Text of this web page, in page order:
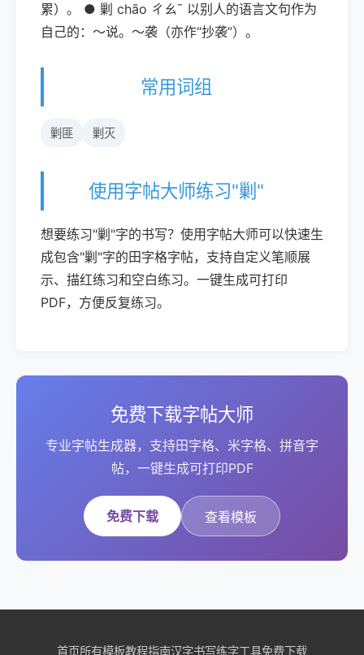
累）。 ● 剿 chāo ㄔㄠˉ 以别人的语言文句作为
自己的：～说。～袭（亦作“抄袭”）。
常用词组
剿匪 剿灭
使用字帖大师练习"剿"
想要练习"剿"字的书写？使用字帖大师可以快速生
成包含"剿"字的田字格字帖，支持自定义笔顺展
示、描红练习和空白练习。一键生成可打印
PDF，方便反复练习。
免费下载字帖大师
专业字帖生成器，支持田字格、米字格、拼音字
帖，一键生成可打印PDF
免费下载 查看模板
首页所有模板教程指南汉字书写练字工具免费下载